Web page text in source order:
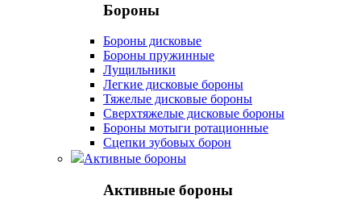
Бороны
Бороны дисковые
Бороны пружинные
Лущильники
Легкие дисковые бороны
Тяжелые дисковые бороны
Сверхтяжелые дисковые бороны
Бороны мотыги ротационные
Сцепки зубовых борон
Активные бороны
Активные бороны